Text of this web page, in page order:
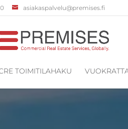
asiakaspalvelu@premises.fi
TOIMITILAHAKU